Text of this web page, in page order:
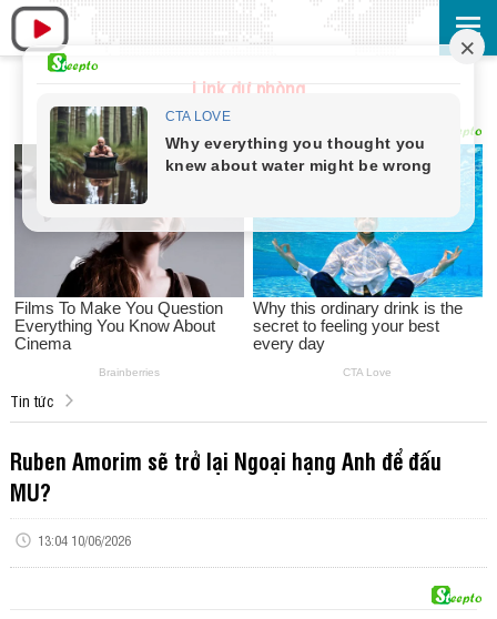
Link dự phòng
Tin tức
Ruben Amorim sẽ trở lại Ngoại hạng Anh để đấu
MU?
13:04 10/06/2026